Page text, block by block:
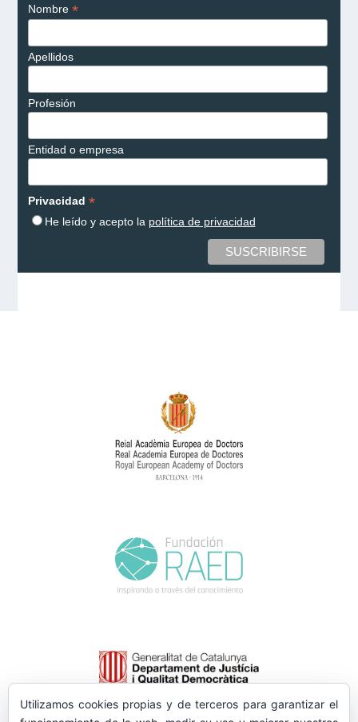
Nombre *
Apellidos
Profesión
Entidad o empresa
Privacidad *
He leído y acepto la política de privacidad
Utilizamos cookies propias y de terceros para garantizar el